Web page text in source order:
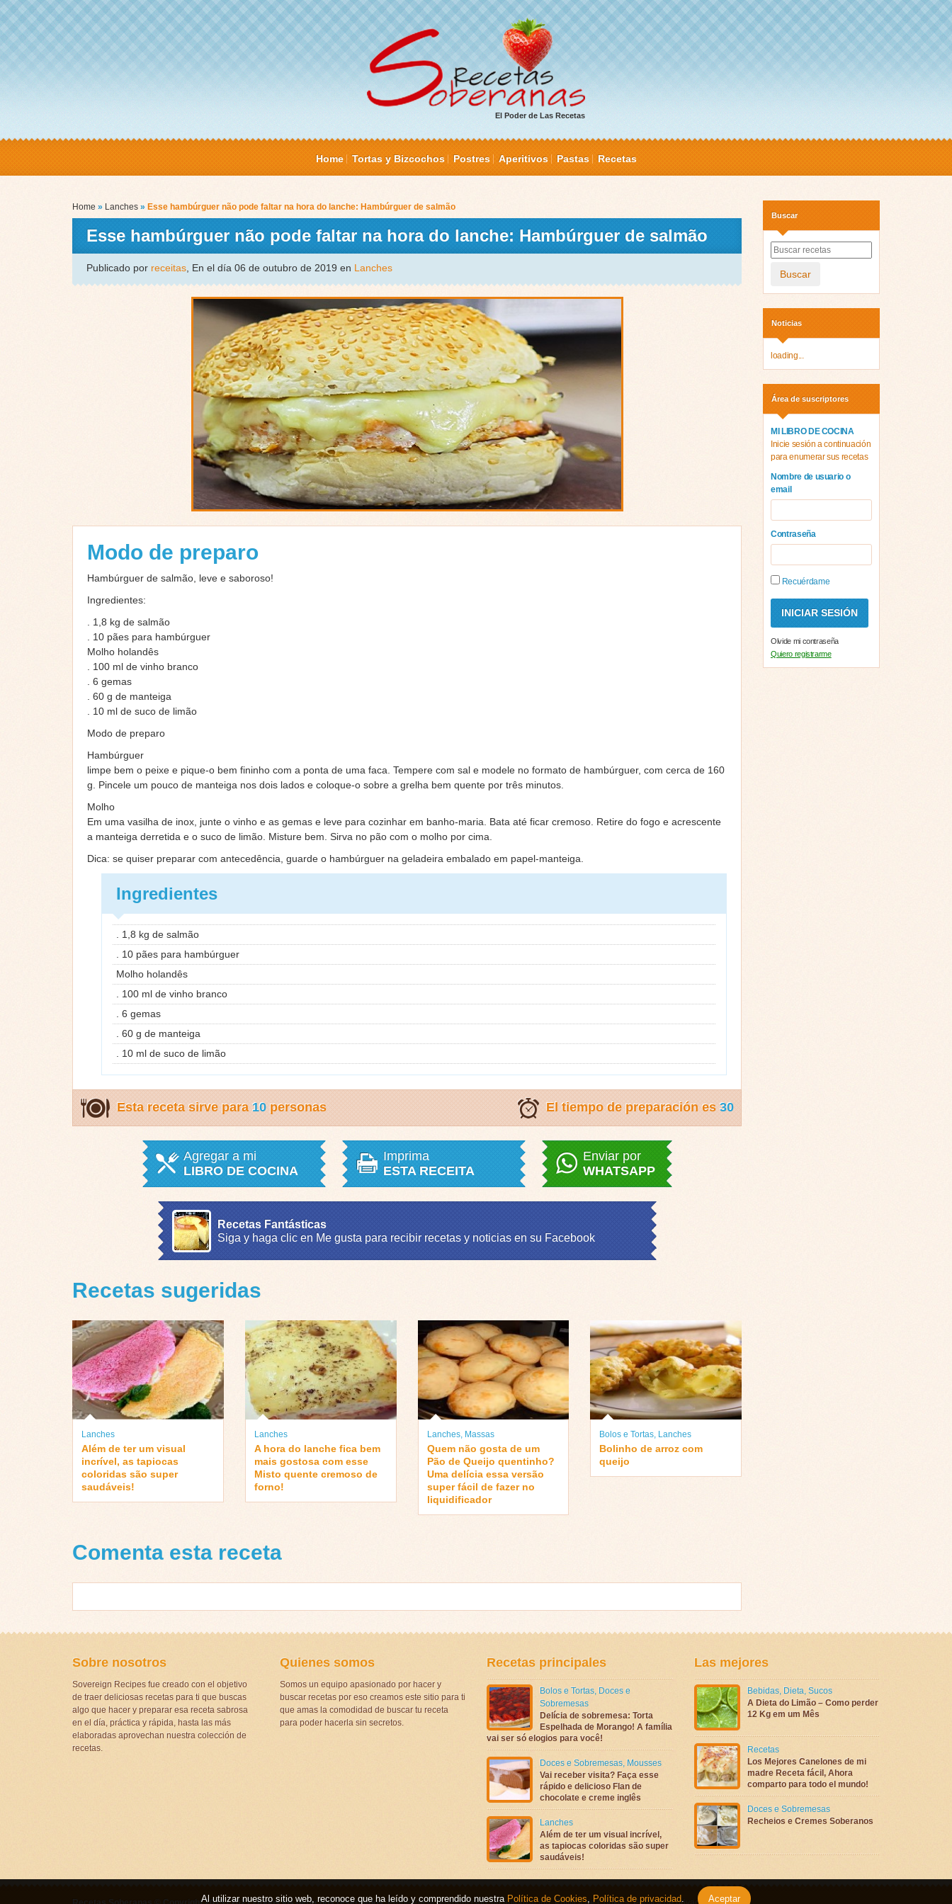
El Poder de Las Recetas
Home Tortas y Bizcochos Postres Aperitivos Pastas Recetas
Home » Lanches » Esse hambúrguer não pode faltar na hora do lanche: Hambúrguer de salmão
Esse hambúrguer não pode faltar na hora do lanche: Hambúrguer de salmão
Publicado por receitas , En el día 06 de outubro de 2019 en Lanches
Modo de preparo
Hambúrguer de salmão, leve e saboroso!
Ingredientes:
. 1,8 kg de salmão
. 10 pães para hambúrguer
Molho holandês
. 100 ml de vinho branco
. 6 gemas
. 60 g de manteiga
. 10 ml de suco de limão
Modo de preparo
Hambúrguer
limpe bem o peixe e pique-o bem fininho com a ponta de uma faca. Tempere com sal e modele no formato de hambúrguer, com cerca de 160
g. Pincele um pouco de manteiga nos dois lados e coloque-o sobre a grelha bem quente por três minutos.
Molho
Em uma vasilha de inox, junte o vinho e as gemas e leve para cozinhar em banho-maria. Bata até ficar cremoso. Retire do fogo e acrescente
a manteiga derretida e o suco de limão. Misture bem. Sirva no pão com o molho por cima.
Dica: se quiser preparar com antecedência, guarde o hambúrguer na geladeira embalado em papel-manteiga.
Ingredientes
. 1,8 kg de salmão
. 10 pães para hambúrguer
Molho holandês
. 100 ml de vinho branco
. 6 gemas
. 60 g de manteiga
. 10 ml de suco de limão
Esta receta sirve para 10 personas El tiempo de preparación es30
Agregar a mi
LIBRO DE COCINA
Imprima
ESTA RECEITA
Enviar por
WHATSAPP
Recetas Fantásticas
Siga y haga clic en Me gusta para recibir recetas y noticias en su Facebook
Recetas sugeridas
Lanches
Além de ter um visual
incrível, as tapiocas
coloridas são super
saudáveis!
Lanches
A hora do lanche fica bem
mais gostosa com esse
Misto quente cremoso de
forno!
Lanches, Massas
Quem não gosta de um
Pão de Queijo quentinho?
Uma delícia essa versão
super fácil de fazer no
liquidificador
Bolos e Tortas Lanches
Bolinho de arroz com
queijo
Comenta esta receta
Buscar
Buscar
Noticias
loading...
Área de suscriptores
MI LIBRO DE COCINA
Inicie sesión a continuación
para enumerar sus recetas
Nombre de usuario o
email
Contraseña
Recuérdame
Olvide mi contraseña
Quiero registrarme
Sobre nosotros
Sovereign Recipes fue creado con el objetivo
de traer deliciosas recetas para ti que buscas
algo que hacer y preparar esa receta sabrosa
en el día, práctica y rápida, hasta las más
elaboradas aprovechan nuestra colección de
recetas.
Quienes somos
Somos un equipo apasionado por hacer y
buscar recetas por eso creamos este sitio para ti
que amas la comodidad de buscar tu receta
para poder hacerla sin secretos.
Recetas principales
Bolos e Tortas, Doces e
Sobremesas
Delícia de sobremesa: Torta
Espelhada de Morango! A família
vai ser só elogios para você!
Doces e Sobremesas, Mousses
Vai receber visita? Faça esse
rápido e delicioso Flan de
chocolate e creme inglês
Lanches
Além de ter um visual incrível,
as tapiocas coloridas são super
saudáveis!
Las mejores
Bebidas, Dieta, Sucos
A Dieta do Limão – Como perder
12 Kg em um Mês
Recetas
Los Mejores Canelones de mi
madre Receta fácil, Ahora
comparto para todo el mundo!
Doces e Sobremesas
Recheios e Cremes Soberanos
Al utilizar nuestro sitio web, reconoce que ha leído y comprendido nuestra Política de Cookies, Política de privacidad. Aceptar